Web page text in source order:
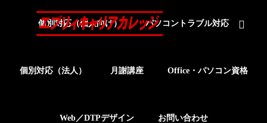
個別対応（個人向け） パソコントラブル対応
個別対応（法人） 月謝講座 Office・パソコン資格
Web／DTPデザイン お問い合わせ